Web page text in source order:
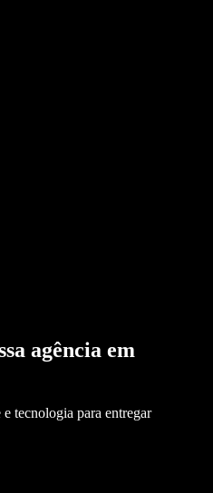
agência em
tecnologia para entregar